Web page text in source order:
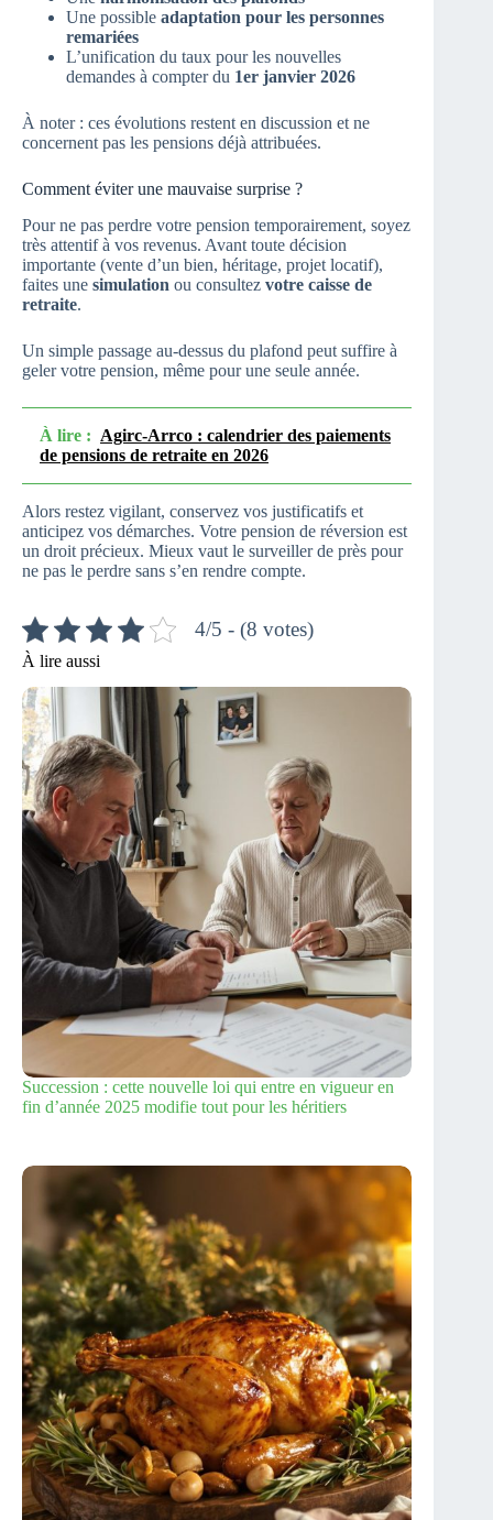
Une possible adaptation pour les personnes
remariées
L’unification du taux pour les nouvelles
demandes à compter du 1er janvier 2026
À noter : ces évolutions restent en discussion et ne
concernent pas les pensions déjà attribuées.
Comment éviter une mauvaise surprise ?
Pour ne pas perdre votre pension temporairement, soyez
très attentif à vos revenus. Avant toute décision
importante (vente d’un bien, héritage, projet locatif),
faites une simulation ou consultez votre caisse de
retraite.
Un simple passage au-dessus du plafond peut suffire à
geler votre pension, même pour une seule année.
À lire : Agirc-Arrco : calendrier des paiements
de pensions de retraite en 2026
Alors restez vigilant, conservez vos justificatifs et
anticipez vos démarches. Votre pension de réversion est
un droit précieux. Mieux vaut le surveiller de près pour
ne pas le perdre sans s’en rendre compte.
4/5 - (8 votes)
À lire aussi
Succession : cette nouvelle loi qui entre en vigueur en
fin d’année 2025 modifie tout pour les héritiers